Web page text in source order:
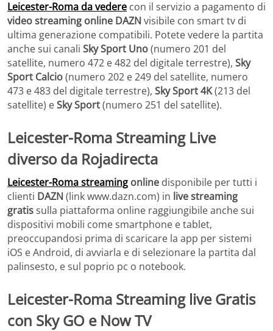
Leicester-Roma da vedere con il servizio a pagamento di
video streaming online DAZNvisibile con smart tv di
ultima generazione compatibili. Potete vedere la partita
anche sui canali Sky Sport Uno(numero 201 del
satellite, numero 472 e 482 del digitale terrestre), Sky
Sport Calcio(numero 202 e 249 del satellite, numero
473 e 483 del digitale terrestre), Sky Sport 4K(213 del
satellite) eSky Sport(numero 251 del satellite).
Leicester-Roma Streaming Live
diverso da Rojadirecta
Leicester-Roma streaming online disponibile per tutti i
clienti DAZN(link www.dazn.com) in live streaming
gratissulla piattaforma online raggiungibile anche sui
dispositivi mobili come smartphone e tablet,
preoccupandosi prima di scaricare la app per sistemi
iOS e Android, di avviarla e di selezionare la partita dal
palinsesto, e sul poprio pc o notebook.
Leicester-Roma Streaming live Gratis
con Sky GO e Now TV